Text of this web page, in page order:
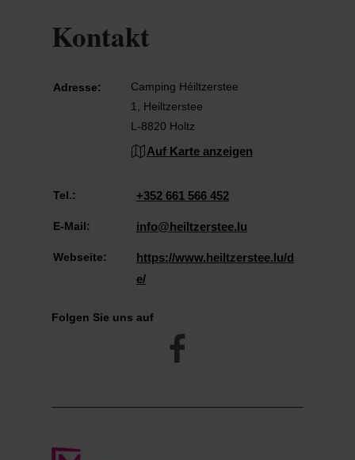
Kontakt
Adresse:
Camping Héiltzerstee
1, Heiltzerstee
L-8820 Holtz
Auf Karte anzeigen
Tel.: +352 661 566 452
E-Mail: info@heiltzerstee.lu
Webseite:
https://www.heiltzerstee.lu/d
e/
Folgen Sie uns auf